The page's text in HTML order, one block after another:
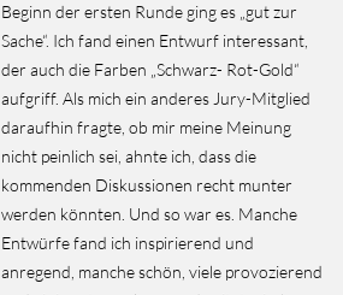
Beginn der ersten Runde ging es „gut zur
Sache“. Ich fand einen Entwurf interessant,
der auch die Farben „Schwarz- Rot-Gold“
aufgriff. Als mich ein anderes Jury-Mitglied
daraufhin fragte, ob mir meine Meinung
nicht peinlich sei, ahnte ich, dass die
kommenden Diskussionen recht munter
werden könnten. Und so war es. Manche
Entwürfe fand ich inspirierend und
anregend, manche schön, viele provozierend